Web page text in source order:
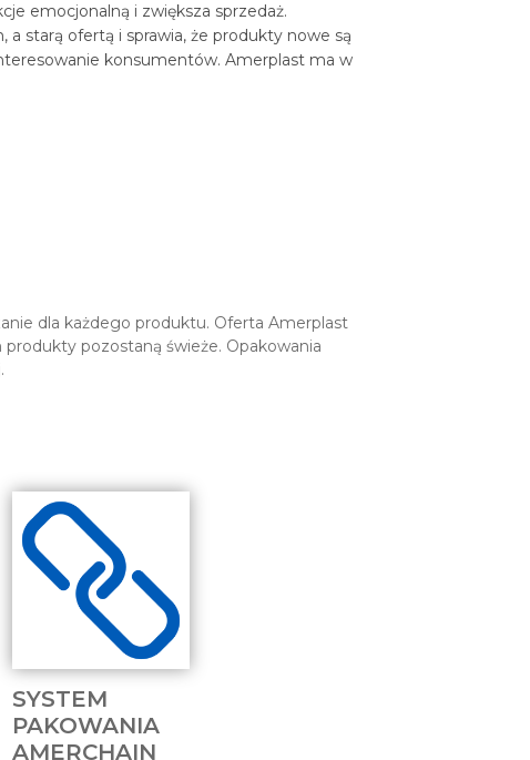
emocjonalną i zwiększa sprzedaż.
starą ofertą i sprawia, że produkty nowe są
konsumentów. Amerplast ma w
dla każdego produktu. Oferta Amerplast
pozostaną świeże. Opakowania
SYSTEM
PAKOWANIA
AMERCHAIN